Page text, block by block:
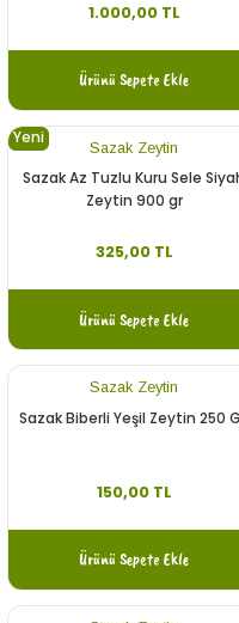
1.000,00 TL
Ürünü Sepete Ekle
Yeni Sazak Zeytin
Sazak Az Tuzlu Kuru Sele
Zeytin 900 gr
325,00 TL
Ürünü Sepete Ekle
Sazak Zeytin
Sazak Biberli Yeşil Zeytin 250
150,00 TL
Ürünü Sepete Ekle